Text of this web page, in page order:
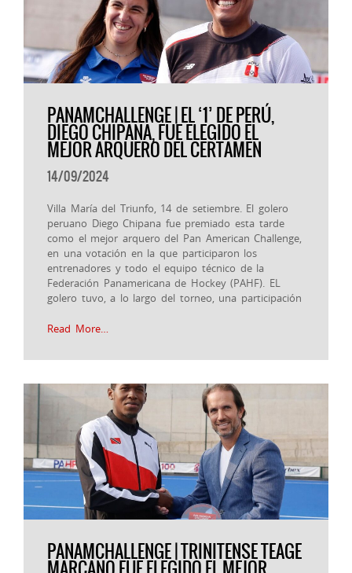
PANAMCHALLENGE | EL ‘1’ DE PERÚ,
DIEGO CHIPANA, FUE ELEGIDO EL
MEJOR ARQUERO DEL CERTAMEN
14/09/2024
Villa María del Triunfo, 14 de setiembre. El golero
peruano Diego Chipana fue premiado esta tarde
como el mejor arquero del Pan American Challenge,
en una votación en la que participaron los
entrenadores y todo el equipo técnico de la
Federación Panamericana de Hockey (PAHF). EL
golero tuvo, a lo largo del torneo, una participación
Read More…
PANAMCHALLENGE | TRINITENSE TEAGE